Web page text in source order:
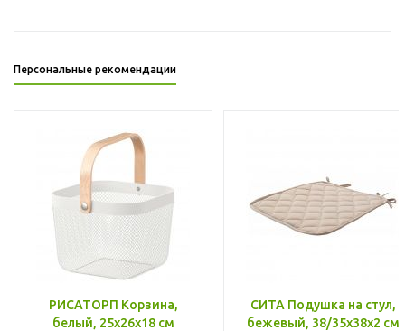
Персональные рекомендации
РИСАТОРП Корзина,
белый, 25x26x18 см
СИТА Подушка на стул,
бежевый, 38/35x38x2 см